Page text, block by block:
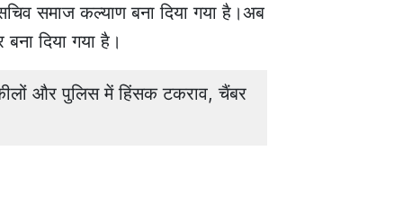
समाज कल्याण बना दिया गया है।अब
दिया गया है।
और पुलिस में हिंसक टकराव, चैंबर